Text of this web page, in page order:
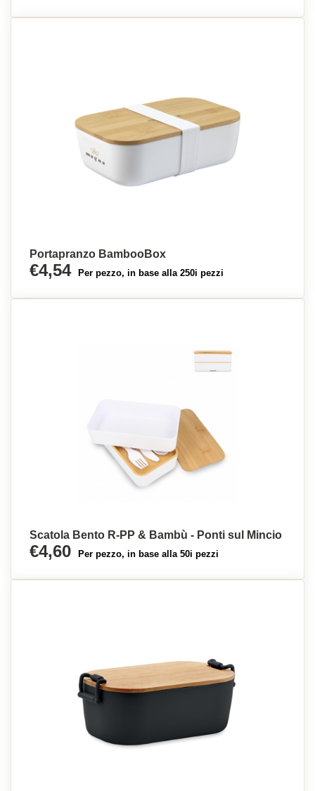
Portapranzo BambooBox
€4,54 Per pezzo, in base alla 250i pezzi
Scatola Bento R-PP & Bambù - Ponti sul Mincio
€4,60 Per pezzo, in base alla 50i pezzi